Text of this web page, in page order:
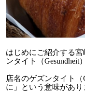
はじめにご紹介する
ンタイト（Gesundheit
店名のゲズンタイト（
に」という意味があり